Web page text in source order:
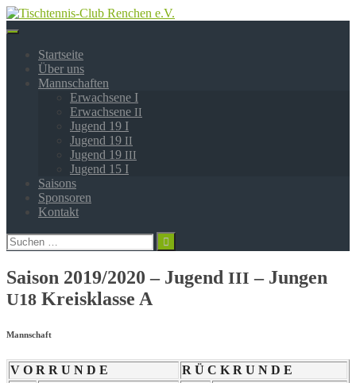
Springe
zum
Startseite
Über uns
Mannschaften
Erwachsene I
Erwachsene II
Jugend 19 I
Jugend 19 II
Jugend 19 III
Jugend 15 I
Saisons
Sponsoren
Kontakt
Suchen
nach:
Saison 2019/2020 – Jugend III – Jungen
U18 Kreisklasse A
Mannschaft
V O R R U N D E
R Ü C K R U N D E